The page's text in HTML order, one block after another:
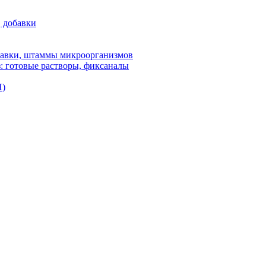
добавки
штаммы микроорганизмов
готовые растворы, фиксаналы